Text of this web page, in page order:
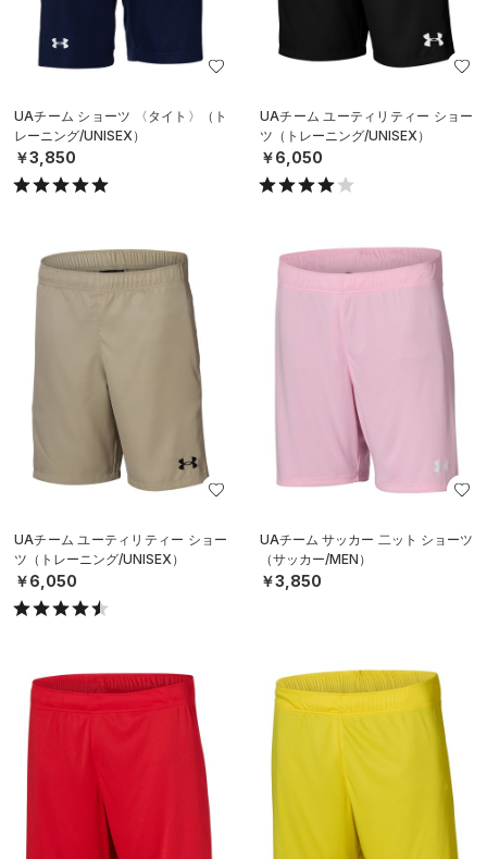
UAチーム ショーツ 〈タイト〉（ト
レーニング/UNISEX）
￥3,850
UAチーム ユーティリティー ショー
ツ（トレーニング/UNISEX）
￥6,050
UAチーム ユーティリティー ショー
ツ（トレーニング/UNISEX）
￥6,050
UAチーム サッカー 二ット ショーツ
（サッカー/MEN）
￥3,850